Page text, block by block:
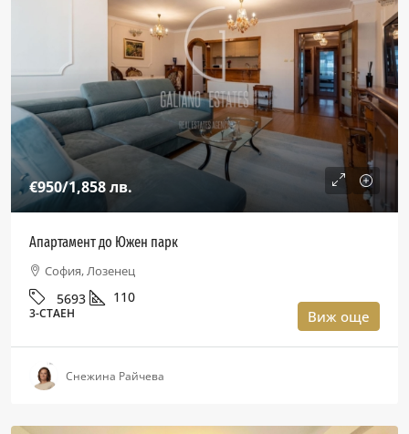
€950/1,858 лв.
Апартамент до Южен парк
София, Лозенец
5693 110
3-СТАЕН Виж още
Снежина Райчева